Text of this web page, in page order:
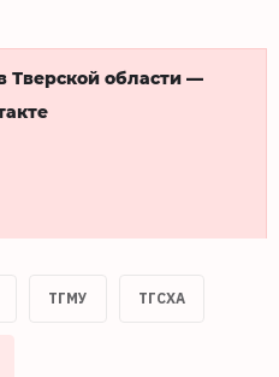
Тверской области —
ТГМУ ТГСХА